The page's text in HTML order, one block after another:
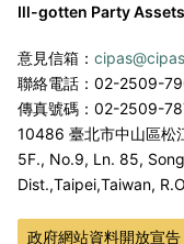
Ill-gotten Party
意見信箱：
聯絡電話：02-2509-
傳真號碼：02-2509-
10486 臺北市中山區松
5F., No.9, Ln. 85,
Dist.,Taipei,Taiwan,
政府網站資料開放宣告